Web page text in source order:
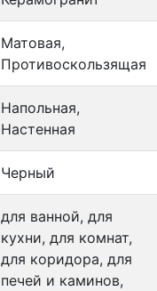
Матовая,
Противоскользящая
Напольная,
Настенная
Черный
для ванной, для
кухни, для комнат,
для коридора, для
печей и каминов,